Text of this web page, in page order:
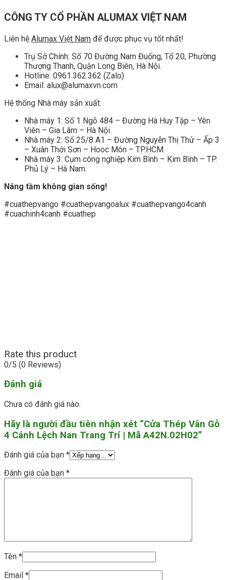
CÔNG TY CỔ PHẦN ALUMAX VIỆT NAM
Liên hệ Alumax Việt Nam để được phục vụ tốt nhất!
Trụ Sở Chính: Số 70 Đường Nam Đuống, Tổ 20, Phường
Thượng Thanh, Quận Long Biên, Hà Nội.
Hotline: 0961.362.362 (Zalo)
Email: alux@alumaxvn.com
Hệ thống Nhà máy sản xuất:
Nhà máy 1: Số 1 Ngõ 484 – Đường Hà Huy Tập – Yên
Viên – Gia Lâm – Hà Nội.
Nhà máy 2: Số 25/8 A1 – Đường Nguyễn Thị Thử – Ấp 3
– Xuân Thới Sơn – Hooc Môn – TP.HCM.
Nhà máy 3: Cụm công nghiệp Kim Bình – Kim Bình – TP.
Phủ Lý – Hà Nam.
Nâng tầm không gian sống!
#cuathepvango #cuathepvangoalux #cuathepvango4canh
#cuachinh4canh #cuathep
Rate this product
0/5 (0 Reviews)
Đánh giá
Chưa có đánh giá nào.
Hãy là người đầu tiên nhận xét “Cửa Thép Vân Gỗ
4 Cánh Lệch Nan Trang Trí | Mã A42N.02H02”
Đánh giá của bạn *
Đánh giá của bạn *
Tên *
Email *